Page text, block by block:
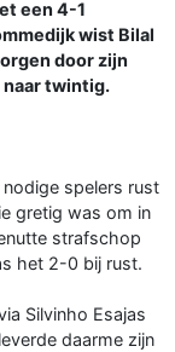
een 4-1
wist Bilal
door zijn
naar twintig.
spelers rust
gretig was om in
strafschop
het 2-0 bij rust.
Silvinho Esajas
daarme zijn